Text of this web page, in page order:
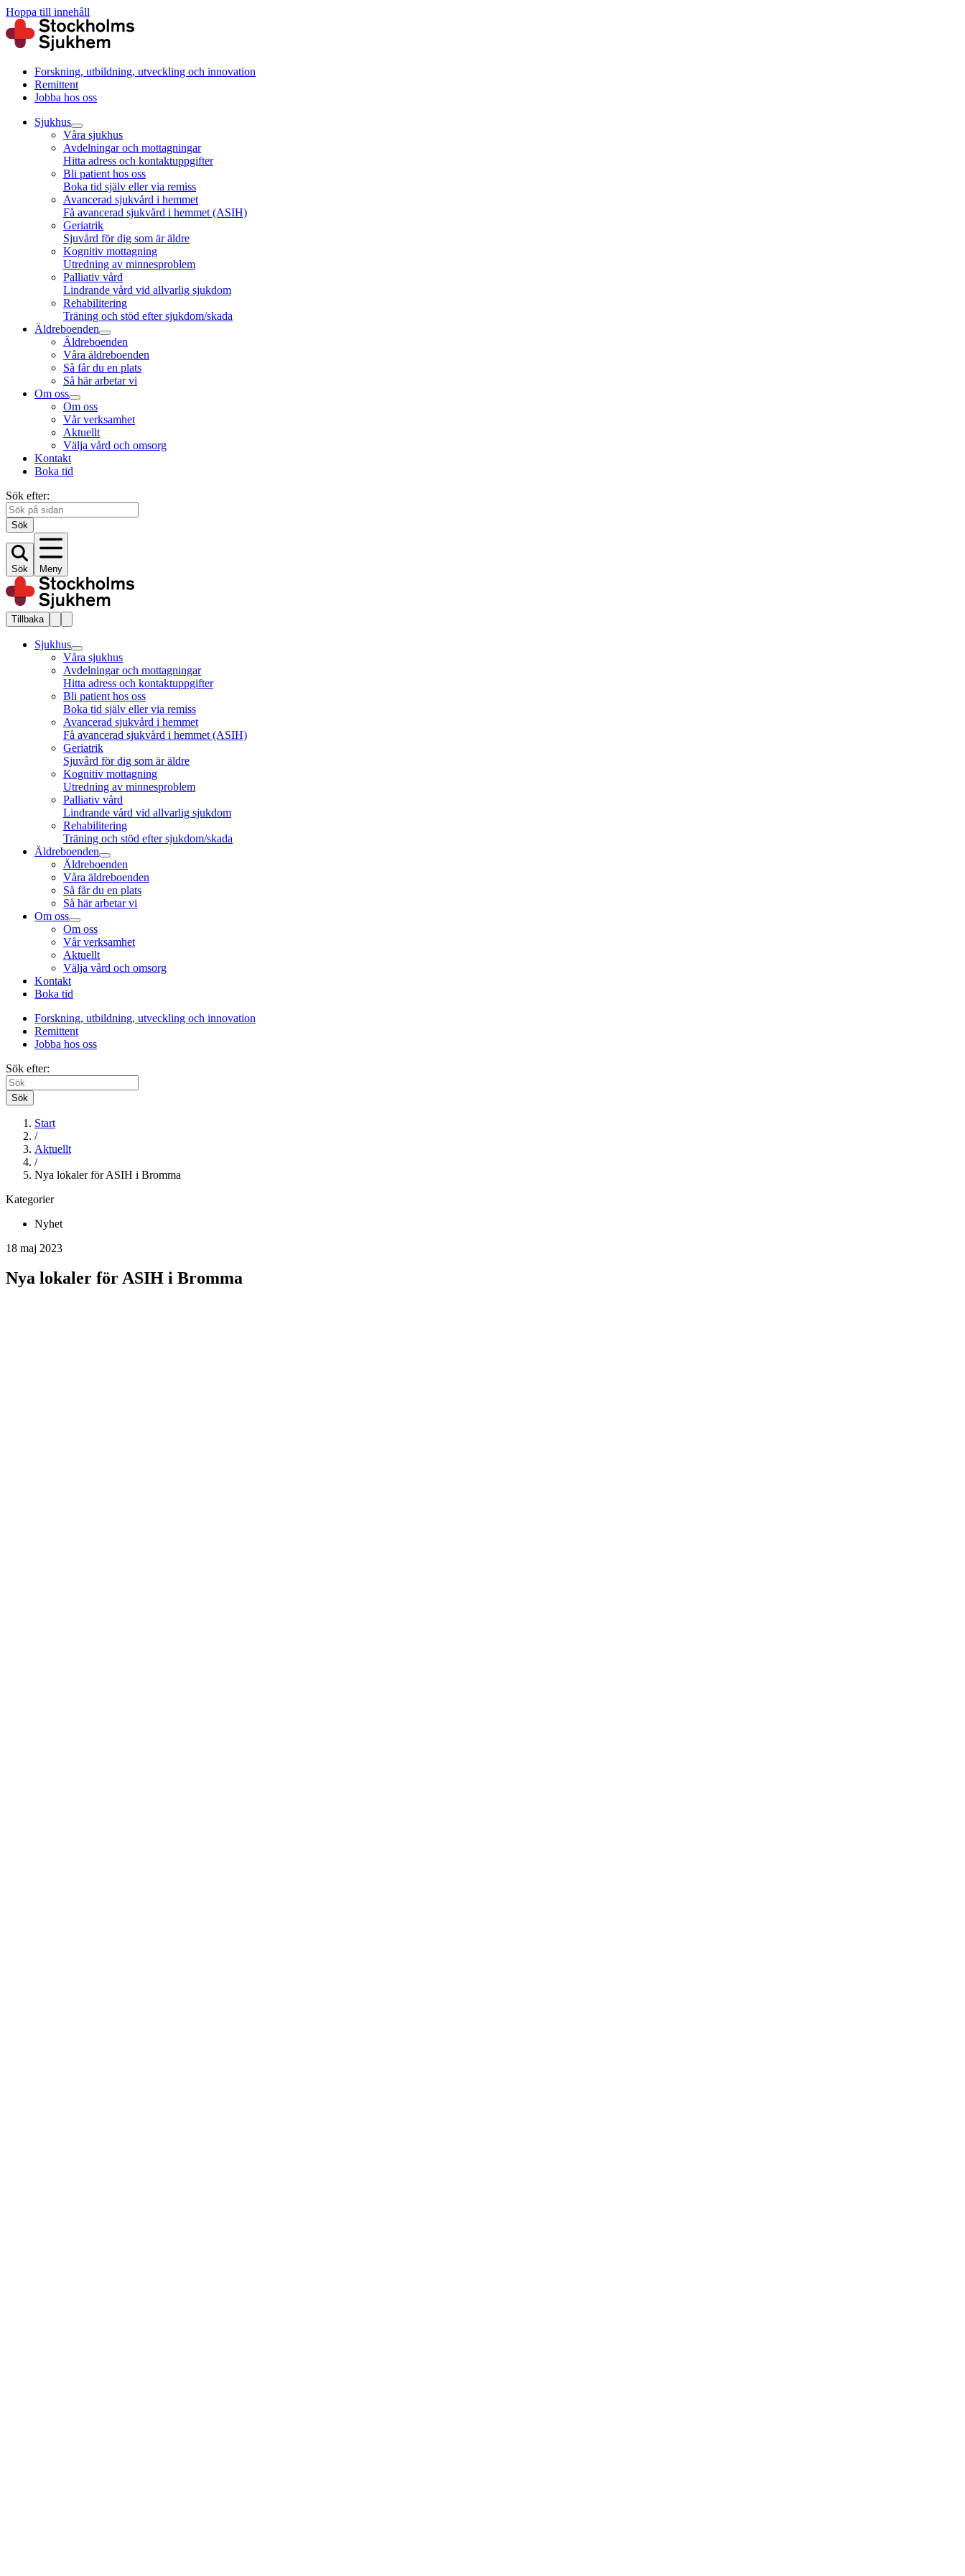
Hoppa till innehåll
Forskning, utbildning, utveckling och innovation
Remittent
Jobba hos oss
Sjukhus
Våra sjukhus
Avdelningar och mottagningar
Hitta adress och kontaktuppgifter
Bli patient hos oss
Boka tid själv eller via remiss
Avancerad sjukvård i hemmet
Få avancerad sjukvård i hemmet (ASIH)
Geriatrik
Sjuvård för dig som är äldre
Kognitiv mottagning
Utredning av minnesproblem
Palliativ vård
Lindrande vård vid allvarlig sjukdom
Rehabilitering
Träning och stöd efter sjukdom/skada
Äldreboenden
Äldreboenden
Våra äldreboenden
Så får du en plats
Så här arbetar vi
Om oss
Om oss
Vår verksamhet
Aktuellt
Välja vård och omsorg
Kontakt
Boka tid
Sök efter:
Sök
Sök Meny
Tillbaka
Sjukhus
Våra sjukhus
Avdelningar och mottagningar
Hitta adress och kontaktuppgifter
Bli patient hos oss
Boka tid själv eller via remiss
Avancerad sjukvård i hemmet
Få avancerad sjukvård i hemmet (ASIH)
Geriatrik
Sjuvård för dig som är äldre
Kognitiv mottagning
Utredning av minnesproblem
Palliativ vård
Lindrande vård vid allvarlig sjukdom
Rehabilitering
Träning och stöd efter sjukdom/skada
Äldreboenden
Äldreboenden
Våra äldreboenden
Så får du en plats
Så här arbetar vi
Om oss
Om oss
Vår verksamhet
Aktuellt
Välja vård och omsorg
Kontakt
Boka tid
Forskning, utbildning, utveckling och innovation
Remittent
Jobba hos oss
Sök efter:
Sök
Start
/
Aktuellt
/
Nya lokaler för ASIH i Bromma
Kategorier
Nyhet
18 maj 2023
Nya lokaler för ASIH i Bromma